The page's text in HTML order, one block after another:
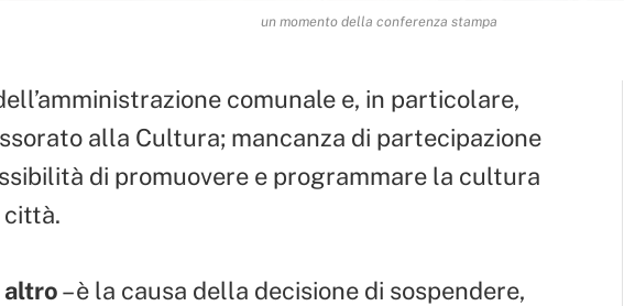
un momento della conferenza stampa
comunale e, in particolare,
alla Cultura; mancanza di partecipazione
di promuovere e programmare la cultura
altro– è la causa della decisione di sospendere,